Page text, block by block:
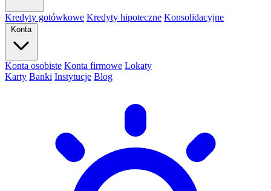
Kredyty gotówkowe Kredyty hipoteczne Konsolidacyjne
Konta
Konta osobiste Konta firmowe Lokaty
Karty Banki Instytucje Blog